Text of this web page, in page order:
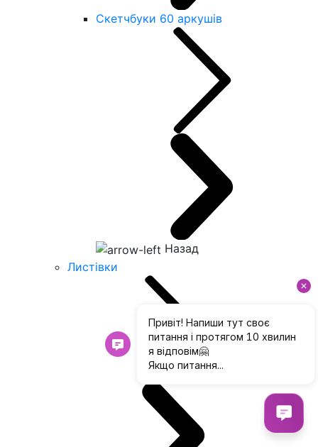
Скетчбуки 60 аркушів
Назад
Листівки